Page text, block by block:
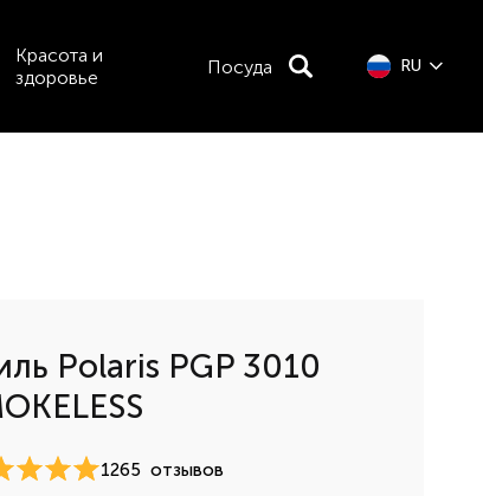
Красота и
здоровье
Посуда RU
Polaris PGP 3010
1265 отзывов